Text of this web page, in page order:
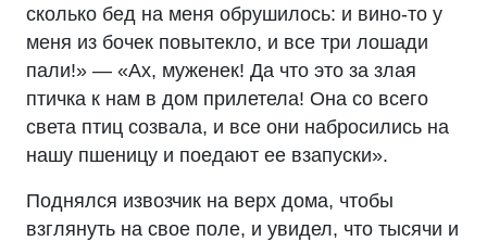
сколько бед на меня обрушилось: и вино-то у
меня из бочек повытекло, и все три лошади
пали!» — «Ах, муженек! Да что это за злая
птичка к нам в дом прилетела! Она со всего
света птиц созвала, и все они набросились на
нашу пшеницу и поедают ее взапуски».
Поднялся извозчик на верх дома, чтобы
взглянуть на свое поле, и увидел, что тысячи и